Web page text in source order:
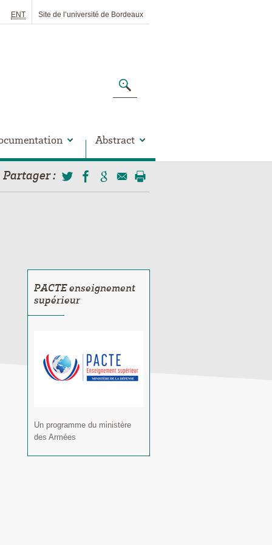
ENT Site de l’université de Bordeaux
Abstract
Partager:
PACTE enseignement
supérieur
Un programme du ministère
des Armées